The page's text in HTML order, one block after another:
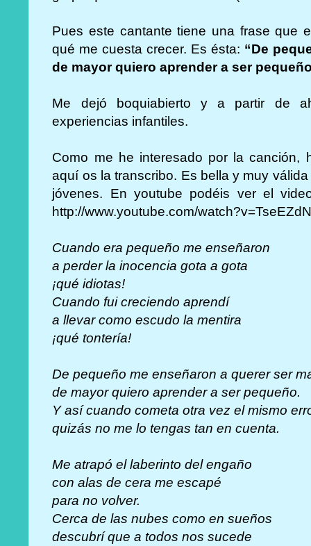
Pues este cantante tiene una frase que
qué me cuesta crecer. Es ésta: “De
de mayor quiero aprender a ser
Me dejó boquiabierto y a partir de
experiencias infantiles.
Como me he interesado por la canción,
aquí os la transcribo. Es bella y muy
jóvenes. En youtube podéis ver el
http://www.youtube.com/
Cuando era pequeño me enseñaron
a perder la inocencia gota a gota
¡qué idiotas!
Cuando fui creciendo aprendí
a llevar como escudo la mentira
¡qué tontería!
De pequeño me enseñaron a querer ser
de mayor quiero aprender a ser pequeño.
Y así cuando cometa otra vez el mismo
quizás no me lo tengas tan en cuenta.
Me atrapó el laberinto del engaño
con alas de cera me escapé
para no volver.
Cerca de las nubes como en sueños
descubrí que a todos nos sucede